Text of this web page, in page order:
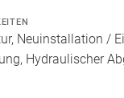
Neuinstallation /
Hydraulischer